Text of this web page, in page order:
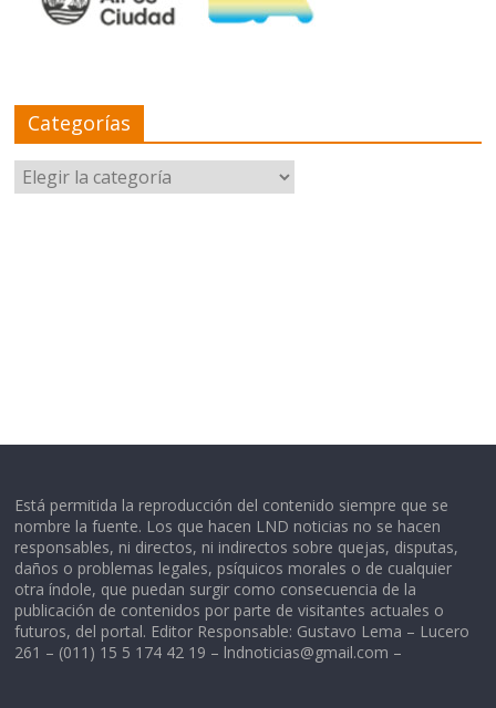
Categorías
Categorías
Está permitida la reproducción del contenido siempre que se
nombre la fuente. Los que hacen LND noticias no se hacen
responsables, ni directos, ni indirectos sobre quejas, disputas,
daños o problemas legales, psíquicos morales o de cualquier
otra índole, que puedan surgir como consecuencia de la
publicación de contenidos por parte de visitantes actuales o
futuros, del portal. Editor Responsable: Gustavo Lema – Lucero
261 – (011) 15 5 174 42 19 – lndnoticias@gmail.com –